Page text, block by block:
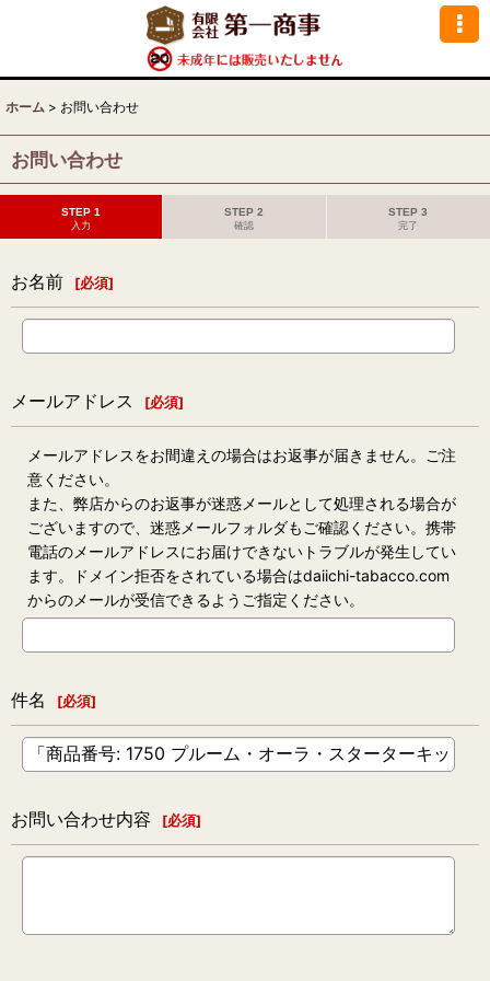
ホーム > お問い合わせ
お問い合わせ
STEP 1
入力
STEP 2
確認
STEP 3
完了
お名前 [必須]
メールアドレス [必須]
メールアドレスをお間違えの場合はお返事が届きません。ご注
意ください。
また、弊店からのお返事が迷惑メールとして処理される場合が
ございますので、迷惑メールフォルダもご確認ください。携帯
電話のメールアドレスにお届けできないトラブルが発生してい
ます。ドメイン拒否をされている場合はdaiichi-tabacco.com
からのメールが受信できるようご指定ください。
件名 [必須]
お問い合わせ内容 [必須]